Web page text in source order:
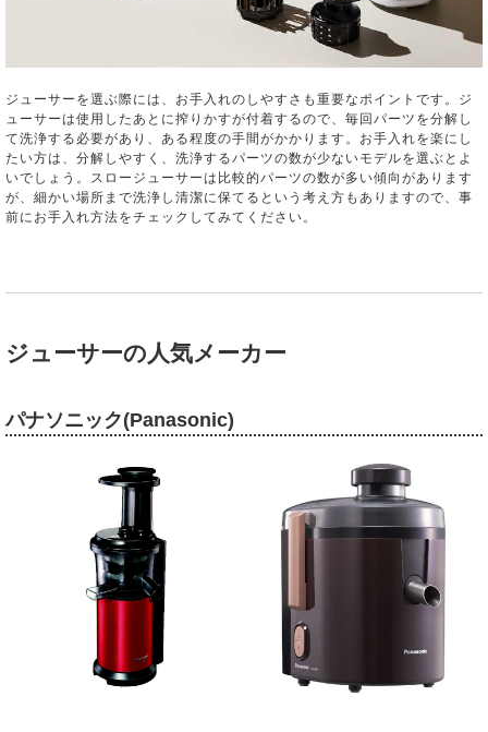
ジューサーを選ぶ際には、お手入れのしやすさも重要なポイントです。ジ
ューサーは使用したあとに搾りかすが付着するので、毎回パーツを分解し
て洗浄する必要があり、ある程度の手間がかかります。お手入れを楽にし
たい方は、分解しやすく、洗浄するパーツの数が少ないモデルを選ぶとよ
いでしょう。スロージューサーは比較的パーツの数が多い傾向があります
が、細かい場所まで洗浄し清潔に保てるという考え方もありますので、事
前にお手入れ方法をチェックしてみてください。
ジューサーの人気メーカー
パナソニック(Panasonic)